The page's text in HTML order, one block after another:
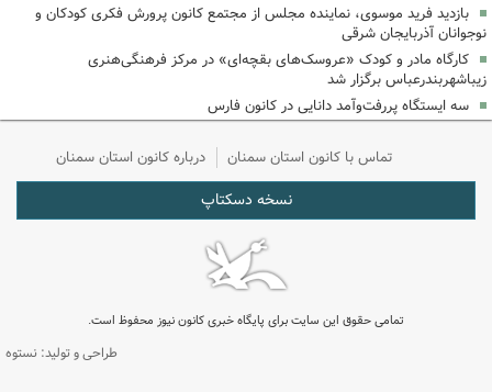
بازدید فرید موسوی، نماینده مجلس از مجتمع کانون پرورش فکری کودکان و
نوجوانان آذربایجان شرقی
کارگاه مادر و کودک «عروسک‌های بقچه‌ای» در مرکز فرهنگی‌هنری
زیباشهربندرعباس برگزار شد
سه ایستگاه پررفت‌وآمد دانایی در کانون فارس
تماس با کانون استان سمنان درباره کانون استان سمنان
نسخه دسکتاپ
تمامی حقوق این سایت برای پایگاه خبری کانون نیوز محفوظ است.
طراحی و تولید: نستوه